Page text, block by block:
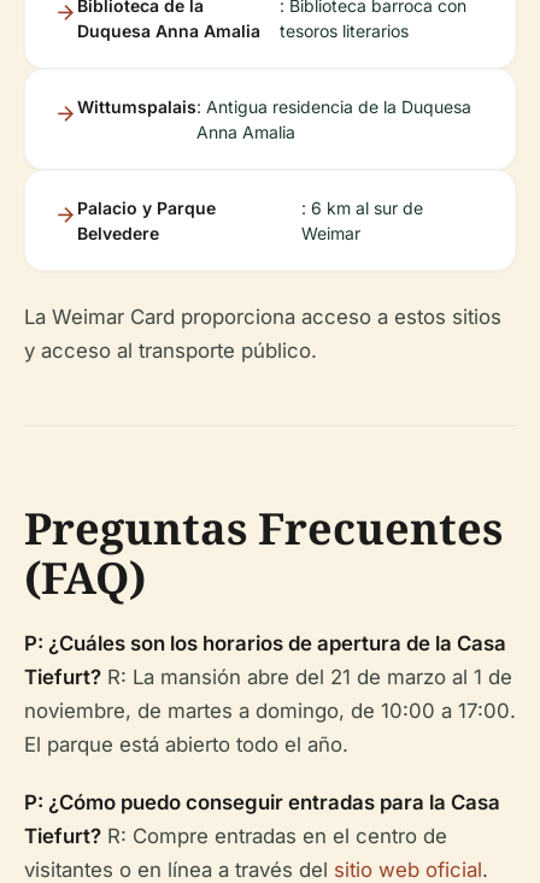
Biblioteca de la
Duquesa Anna Amalia
: Biblioteca barroca con
tesoros literarios
Wittumspalais: Antigua residencia de la Duquesa
Anna Amalia
Palacio y Parque
Belvedere
: 6 km al sur de
Weimar
La Weimar Card proporciona acceso a estos sitios
y acceso al transporte público.
Preguntas Frecuentes
(FAQ)
P: ¿Cuáles son los horarios de apertura de la Casa
Tiefurt? R: La mansión abre del 21 de marzo al 1 de
noviembre, de martes a domingo, de 10:00 a 17:00.
El parque está abierto todo el año.
P: ¿Cómo puedo conseguir entradas para la Casa
Tiefurt? R: Compre entradas en el centro de
visitantes o en línea a través del sitio web oficial.